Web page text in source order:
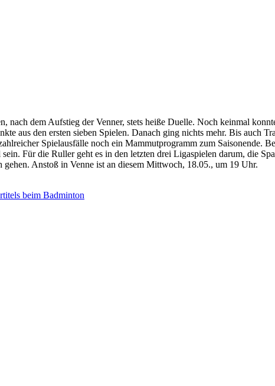
nach dem Aufstieg der Venner, stets heiße Duelle. Noch keinmal
aus den ersten sieben Spielen. Danach ging nichts mehr. Bis auch
Spielausfälle noch ein Mammutprogramm zum Saisonende.
Für die Ruller geht es in den letzten drei Ligaspielen darum, die
Anstoß in Venne ist an diesem Mittwoch, 18.05., um 19 Uhr.
beim Badminton